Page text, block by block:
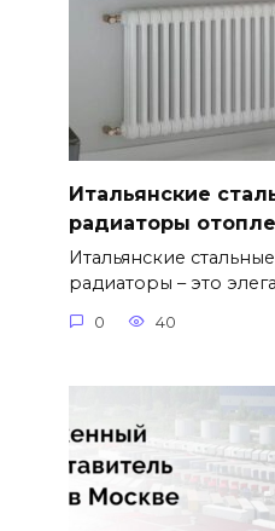
Итальянские
радиаторы
Итальянские
радиаторы – это
0 40